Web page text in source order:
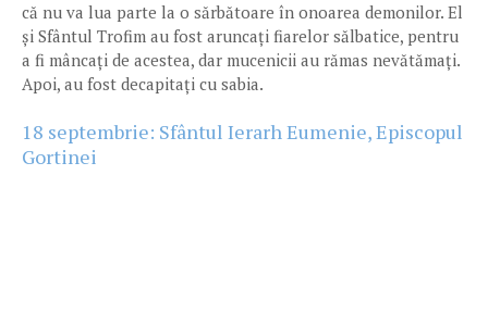
că nu va lua parte la o sărbătoare în onoarea demonilor. El
și Sfântul Trofim au fost aruncați fiarelor sălbatice, pentru
a fi mâncați de acestea, dar mucenicii au rămas nevătămați.
Apoi, au fost decapitați cu sabia.
18 septembrie: Sfântul Ierarh Eumenie, Episcopul
Gortinei